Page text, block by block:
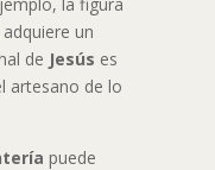
la figura
adquiere un
de Jesús es
artesano de lo
puede